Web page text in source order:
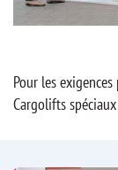
Pour les
Cargolifts